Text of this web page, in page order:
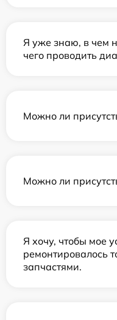
Я уже знаю, в чем
чего проводить
Можно ли
Можно ли
Я хочу, чтобы мое
ремонтировалось
запчастями.